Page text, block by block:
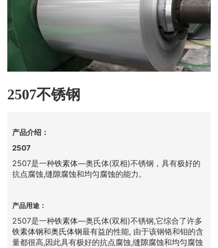
2507不锈钢
产品介绍：
2507
2507是一种铁素体—奥氏体(双相)不锈钢，具有极好的
抗点腐蚀,缝隙腐蚀和均匀腐蚀的能力。
产品用途：
2507是一种铁素体—奥氏体(双相)不锈钢,它综合了许多
铁素体钢和奥氏体钢最有益的性能, 由于该钢铬和钼的含
量都很高,因此具有极好的抗点腐蚀,缝隙腐蚀和均匀腐蚀